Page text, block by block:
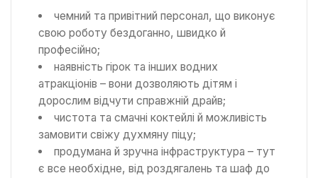
чемний та привітний персонал, що виконує
свою роботу бездоганно, швидко й
професійно;
наявність гірок та інших водних
атракціонів – вони дозволяють дітям і
дорослим відчути справжній драйв;
чистота та смачні коктейлі й можливість
замовити свіжу духмяну піцу;
продумана й зручна інфраструктура – тут
є все необхідне, від роздягалень та шаф до